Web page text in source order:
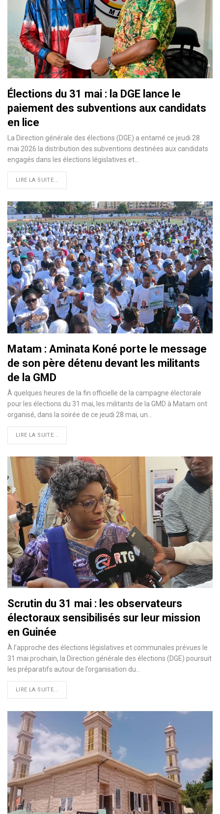
Élections du 31 mai : la DGE lance le
paiement des subventions aux candidats
en lice
La Direction générale des élections (DGE) a entamé ce jeudi 28
mai 2026 la distribution des subventions destinées aux candidats
engagés dans les élections législatives et…
LIRE LA SUITE...
Matam : Aminata Koné porte le message
de son père détenu devant les militants
de la GMD
À quelques heures de la fin officielle de la campagne électorale
pour les élections du 31 mai, les militants de la GMD à Matam ont
organisé, dans la soirée de ce jeudi 28 mai, un…
LIRE LA SUITE...
Scrutin du 31 mai : les observateurs
électoraux sensibilisés sur leur mission
en Guinée
À l’approche des élections législatives et communales prévues le
31 mai prochain, la Direction générale des élections (DGE) poursuit
les préparatifs autour de l’organisation du…
LIRE LA SUITE...